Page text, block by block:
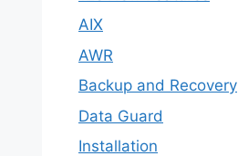
AIX
AWR
Backup and Recovery
Data Guard
Installation